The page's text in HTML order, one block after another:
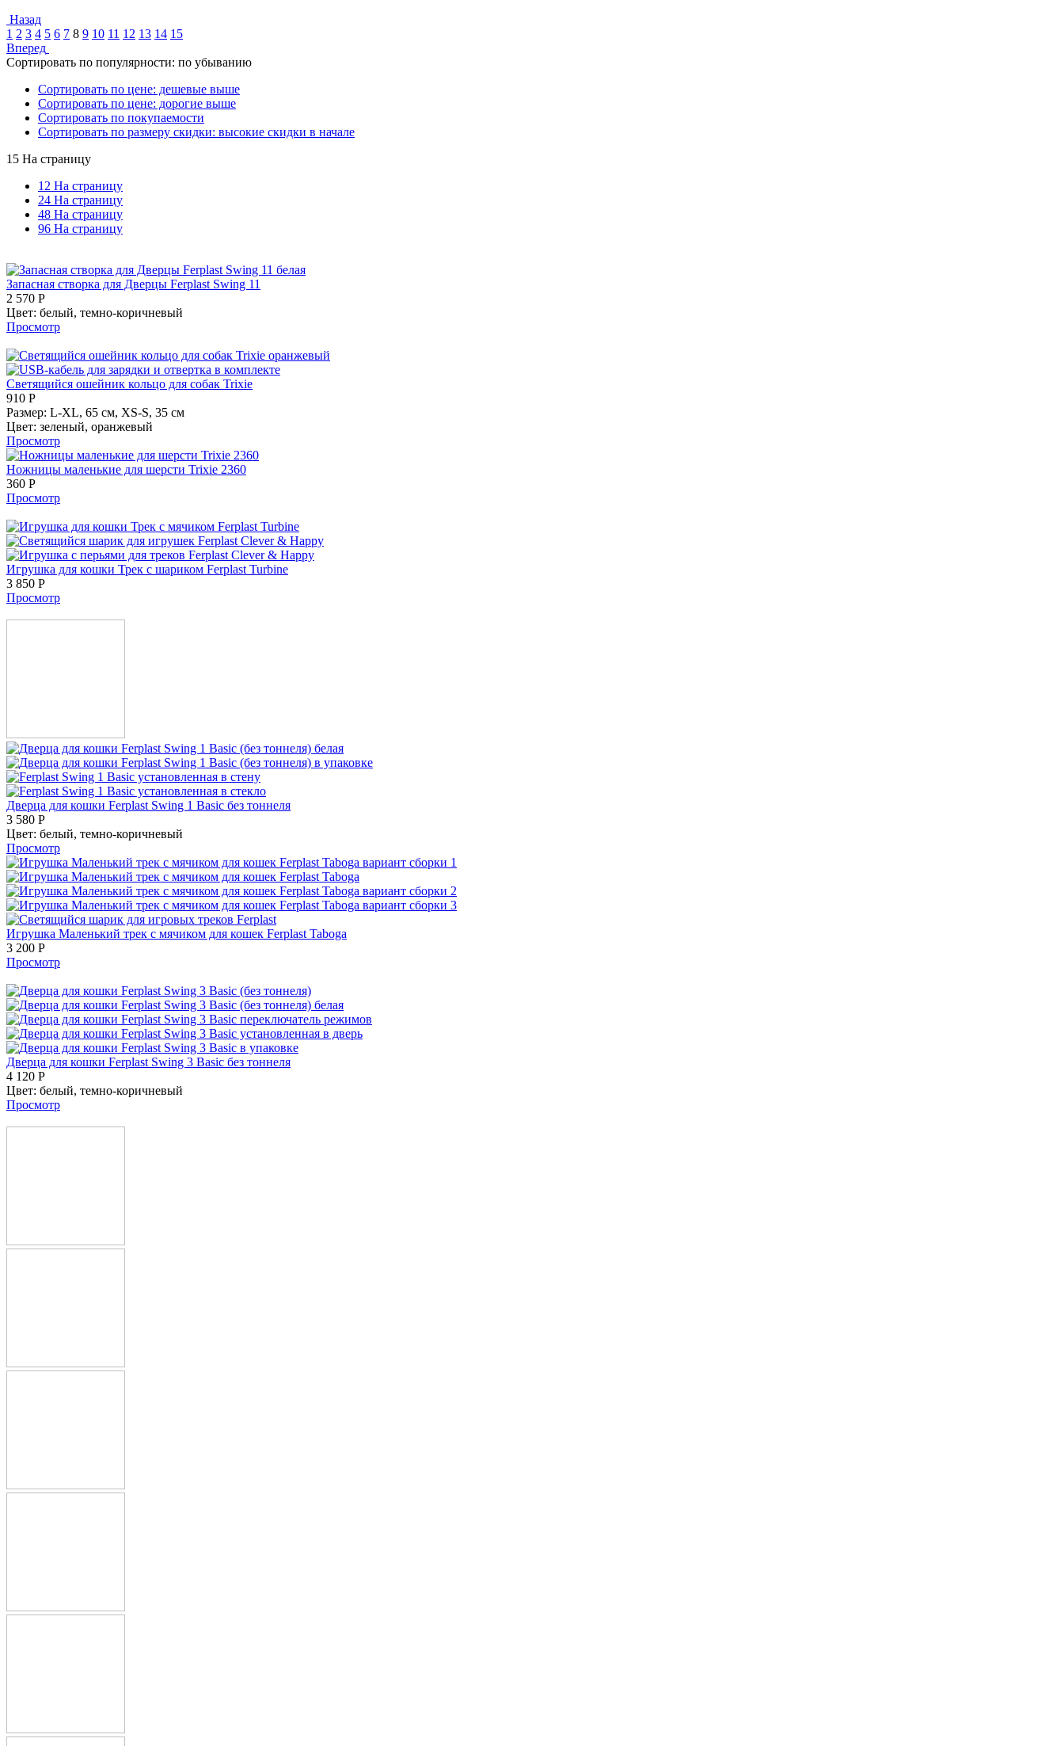
Назад
1 2 3 4 5 6 7 8 9 10 11 12 13 14 15
Вперед
Сортировать по популярности: по убыванию
Сортировать по цене: дешевые выше
Сортировать по цене: дорогие выше
Сортировать по покупаемости
Сортировать по размеру скидки: высокие скидки в начале
15 На страницу
12 На страницу
24 На страницу
48 На страницу
96 На страницу
Запасная створка для Дверцы Ferplast Swing 11
2 570 Р
Цвет: белый, темно-коричневый
Просмотр
Светящийся ошейник кольцо для собак Trixie
910 Р
Размер: L-XL, 65 см, XS-S, 35 см
Цвет: зеленый, оранжевый
Просмотр
Ножницы маленькие для шерсти Trixie 2360
360 Р
Просмотр
Игрушка для кошки Трек с шариком Ferplast Turbine
3 850 Р
Просмотр
Дверца для кошки Ferplast Swing 1 Basic без тоннеля
3 580 Р
Цвет: белый, темно-коричневый
Просмотр
Игрушка Маленький трек с мячиком для кошек Ferplast Taboga
3 200 Р
Просмотр
Дверца для кошки Ferplast Swing 3 Basic без тоннеля
4 120 Р
Цвет: белый, темно-коричневый
Просмотр